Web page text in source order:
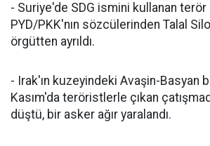
- Suriye'de SDG ismini kullanan
PYD/PKK'nın sözcülerinden Talal
örgütten ayrıldı.
- Irak'ın kuzeyindeki Avaşin-Basyan
Kasım'da teröristlerle çıkan
düştü, bir asker ağır yaralandı.